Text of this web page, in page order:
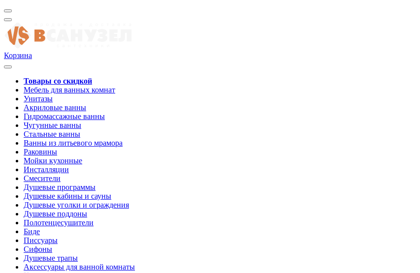
Корзина
Товары со скидкой
Мебель для ванных комнат
Унитазы
Акриловые ванны
Гидромассажные ванны
Чугунные ванны
Стальные ванны
Ванны из литьевого мрамора
Раковины
Мойки кухонные
Инсталляции
Смесители
Душевые программы
Душевые кабины и сауны
Душевые уголки и ограждения
Душевые поддоны
Полотенцесушители
Биде
Писсуары
Сифоны
Душевые трапы
Аксессуары для ванной комнаты